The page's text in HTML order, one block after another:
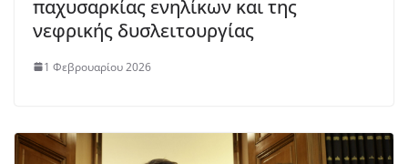
παχυσαρκίας ενηλίκων και της
νεφρικής δυσλειτουργίας
1 Φεβρουαρίου 2026